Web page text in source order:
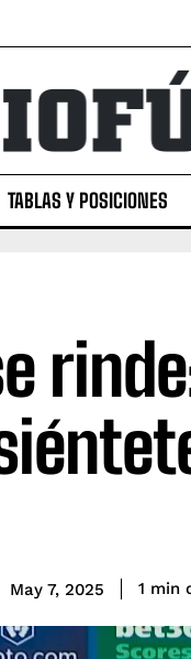
TABLAS Y POSICIONES
May 7, 2025 1 min